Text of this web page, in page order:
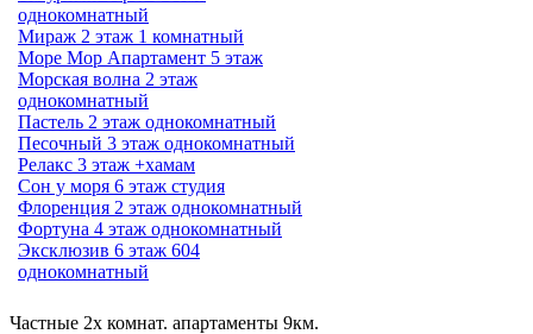
однокомнатный
Мираж 2 этаж 1 комнатный
Море Мор Апартамент 5 этаж
Морская волна 2 этаж
однокомнатный
Пастель 2 этаж однокомнатный
Песочный 3 этаж однокомнатный
Релакс 3 этаж +хамам
Сон у моря 6 этаж студия
Флоренция 2 этаж однокомнатный
Фортуна 4 этаж однокомнатный
Эксклюзив 6 этаж 604
однокомнатный
Частные 2х комнат. апартаменты 9км.